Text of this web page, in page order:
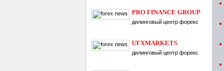
PRO FINANCE GROUP
дилинговый центр форекс
UFXMARKETS
дилинговый центр форекс